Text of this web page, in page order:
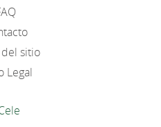
sitio
Legal